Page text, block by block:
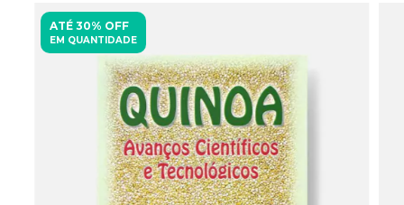
ATÉ 30% OFF
EM QUANTIDADE